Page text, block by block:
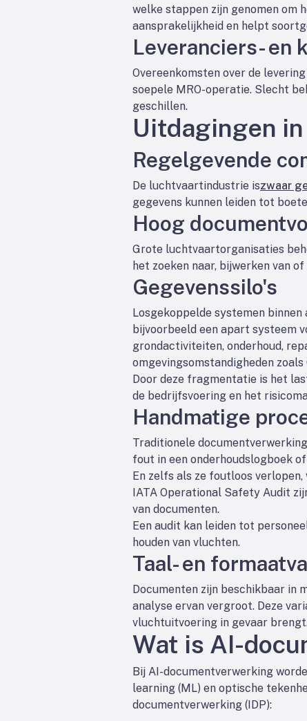
welke stappen zijn genomen om
aansprakelijkheid en helpt
Leveranciers- en
Overeenkomsten over de
soepele MRO-operatie. Slecht
geschillen.
Uitdagingen
Regelgevende
De luchtvaartindustrie iszwaar
gegevens kunnen leiden tot
Hoog
Grote luchtvaartorganisaties
het zoeken naar, bijwerken van
Gegevenssilo's
Losgekoppelde systemen binnen
bijvoorbeeld een apart systeem
grondactiviteiten, onderhoud,
omgevingsomstandigheden
Door deze fragmentatie is het
de bedrijfsvoering en het
Handmatige
Traditionele
fout in een onderhoudslogboek
En zelfs als ze foutloos
IATA Operational Safety Audit
van documenten.
Een audit kan leiden tot
houden van vluchten.
Taal- en
Documenten zijn beschikbaar in
analyse ervan vergroot. Deze
vluchtuitvoering in gevaar
Wat is AI-
Bij AI-documentverwerking
learning (ML) en optische
documentverwerking (IDP):